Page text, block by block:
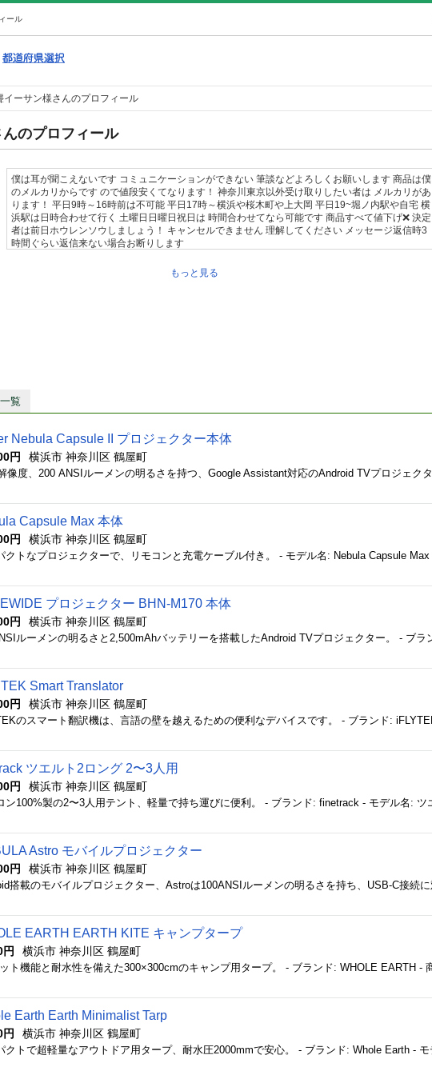
ール
イーサン様さんのプロフィール
のプロフィール
僕は耳が聞こえないです コミュニケーションができない 筆談などよろしくお願いします 商品は僕
のメルカリからです ので値段安くてなります！ 神奈川東京以外受け取りしたい者は メルカリがあ
ります！ 平日9時～16時前は不可能 平日17時～横浜や桜木町や上大岡 平日19~堀ノ内駅や自宅 横
浜駅は日時合わせて行く 土曜日日曜日祝日は 時間合わせてなら可能です 商品すべて値下げ❌ 決定
者は前日ホウレンソウしましょう！ キャンセルできません 理解してください メッセージ返信時3
時間ぐらい返信来ない場合お断りします
もっと見る
覧
Nebula Capsule II プロジェクター本体
円 横浜市 神奈川区 鶴屋町
Capsule Max 本体
円 横浜市 神奈川区 鶴屋町
プロジェクター BHN-M170 本体
円 横浜市 神奈川区 鶴屋町
Smart Translator
円 横浜市 神奈川区 鶴屋町
ツエルト2ロング 2〜3人用
円 横浜市 神奈川区 鶴屋町
Astro モバイルプロジェクター
円 横浜市 神奈川区 鶴屋町
EARTH EARTH KITE キャンプタープ
横浜市 神奈川区 鶴屋町
Earth Earth Minimalist Tarp
横浜市 神奈川区 鶴屋町